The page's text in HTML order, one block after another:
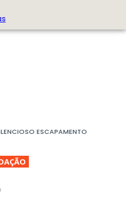
ESCAPAMENTO